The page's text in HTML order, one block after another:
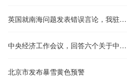
英国就南海问题发表错误言论，我驻英使馆：提出严正交涉
中央经济工作会议，回答六个关于中国经济的重要问题
北京市发布暴雪黄色预警